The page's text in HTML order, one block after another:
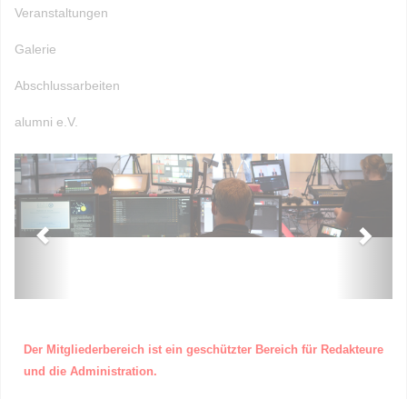
Veranstaltungen
Galerie
Abschlussarbeiten
alumni e.V.
Der Mitgliederbereich ist ein geschützter Bereich für Redakteure
und die Administration.